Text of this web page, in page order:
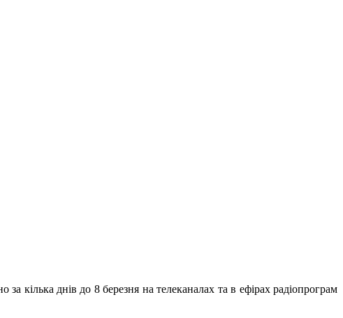
кілька днів до 8 березня на телеканалах та в ефірах радіопрограм